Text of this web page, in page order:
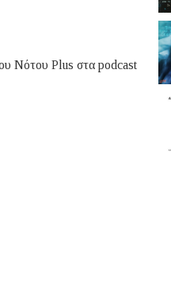
Νότου Plus στα podcast